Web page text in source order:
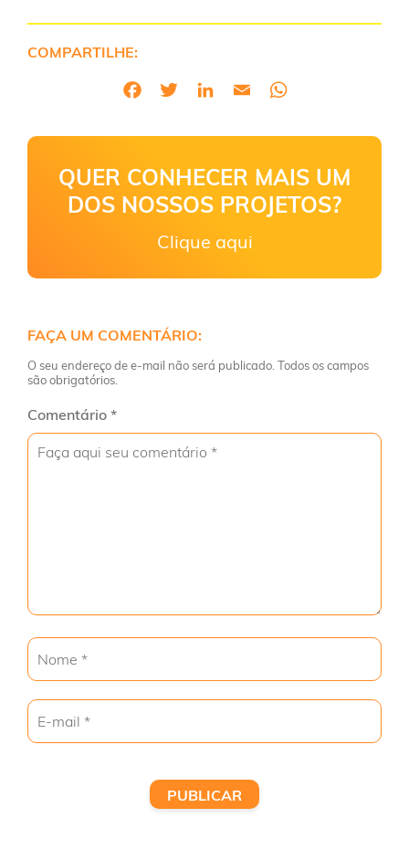
COMPARTILHE:
QUER CONHECER MAIS UM
DOS NOSSOS PROJETOS?
Clique aqui
FAÇA UM COMENTÁRIO:
O seu endereço de e-mail não será publicado. Todos os campos
são obrigatórios.
Comentário *